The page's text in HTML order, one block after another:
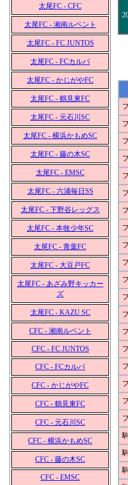
太尾FC - CFC
太尾FC - 湘南ルベント
太尾FC - FC JUNTOS
太尾FC - FCカルパ
太尾FC - かじがやFC
太尾FC - 鶴見東FC
太尾FC - 元石川SC
太尾FC - 横浜かもめSC
太尾FC - 藤の木SC
太尾FC - EMSC
太尾FC - 六浦毎日SS
太尾FC - 下野谷レッグス
太尾FC - 本牧少年SC
太尾FC - 青葉FC
太尾FC - 大豆戸FC
太尾FC - あざみ野キッカー
ズ
太尾FC - KAZU SC
CFC - 湘南ルベント
CFC - FC JUNTOS
CFC - FCカルパ
CFC - かじがやFC
CFC - 鶴見東FC
CFC - 元石川SC
CFC - 横浜かもめSC
CFC - 藤の木SC
CFC - EMSC